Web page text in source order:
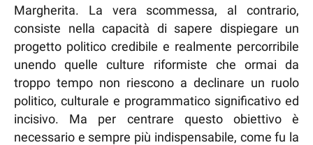
Margherita. La vera scommessa, al contrario,
consiste nella capacità di sapere dispiegare un
progetto politico credibile e realmente percorribile
unendo quelle culture riformiste che ormai da
troppo tempo non riescono a declinare un ruolo
politico, culturale e programmatico significativo ed
incisivo. Ma per centrare questo obiettivo è
necessario e sempre più indispensabile, come fu la